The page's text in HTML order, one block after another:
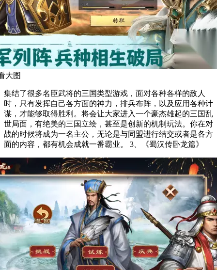
大图
集结了很多名臣武将的三国类型游戏，面对各种各样的敌人
时，只有发挥自己各方面的神力，排兵布阵，以及应用各种计
谋，才能够取得胜利。将会让大家进入一个豪杰雄起的三国乱
世局面，有绝美的三国立绘，甚至是创新的机制玩法。你在对
战的时候将成为一名主公，无论是与同盟进行结交或者是各方
面的内容，都有机会成就一番霸业。 3、《蜀汉传卧龙篇》